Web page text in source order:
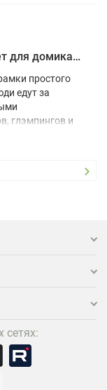
Почему проектор – лучший гаджет для домика в глэмпинге
простого
едут за
глэмпингов и
и
соцсетях,
сетях: